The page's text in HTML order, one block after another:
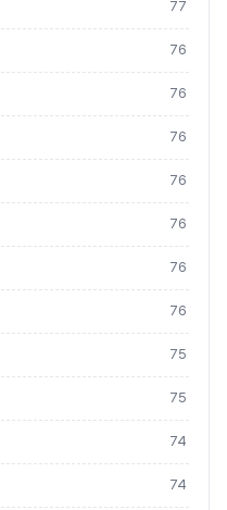
77
76
76
76
76
76
76
76
75
75
74
74